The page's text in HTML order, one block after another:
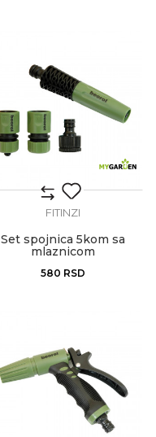
FITINZI
Set spojnica 5kom sa
mlaznicom
580 RSD